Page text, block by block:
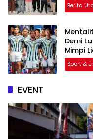
Berita
Demi
Mimpi
Sport &
EVENT